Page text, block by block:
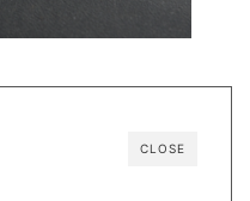
CLOSE